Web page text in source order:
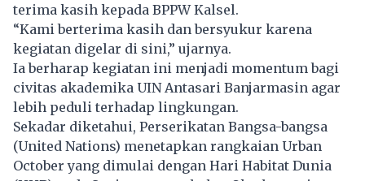
terima kasih kepada BPPW Kalsel.
“Kami berterima kasih dan bersyukur karena
kegiatan digelar di sini,” ujarnya.
Ia berharap kegiatan ini menjadi momentum bagi
civitas akademika UIN Antasari Banjarmasin agar
lebih peduli terhadap lingkungan.
Sekadar diketahui, Perserikatan Bangsa-bangsa
(United Nations) menetapkan rangkaian Urban
October yang dimulai dengan Hari Habitat Dunia